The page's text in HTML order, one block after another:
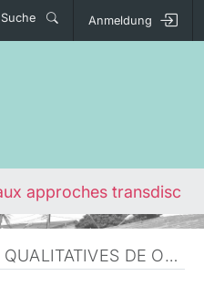
Suche Anmeldung
approches
MÉTHODES MIXTES ET QUALITATIVES DE ONE HEALTH